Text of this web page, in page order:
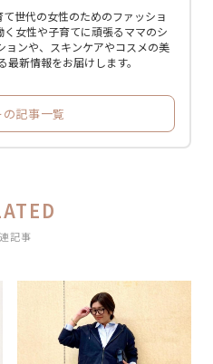
世代の女性のためのファッショ
く女性や子育てに頑張るママのシ
ョンや、スキンケアやコスメの美
新情報をお届けします。
の記事一覧
記事